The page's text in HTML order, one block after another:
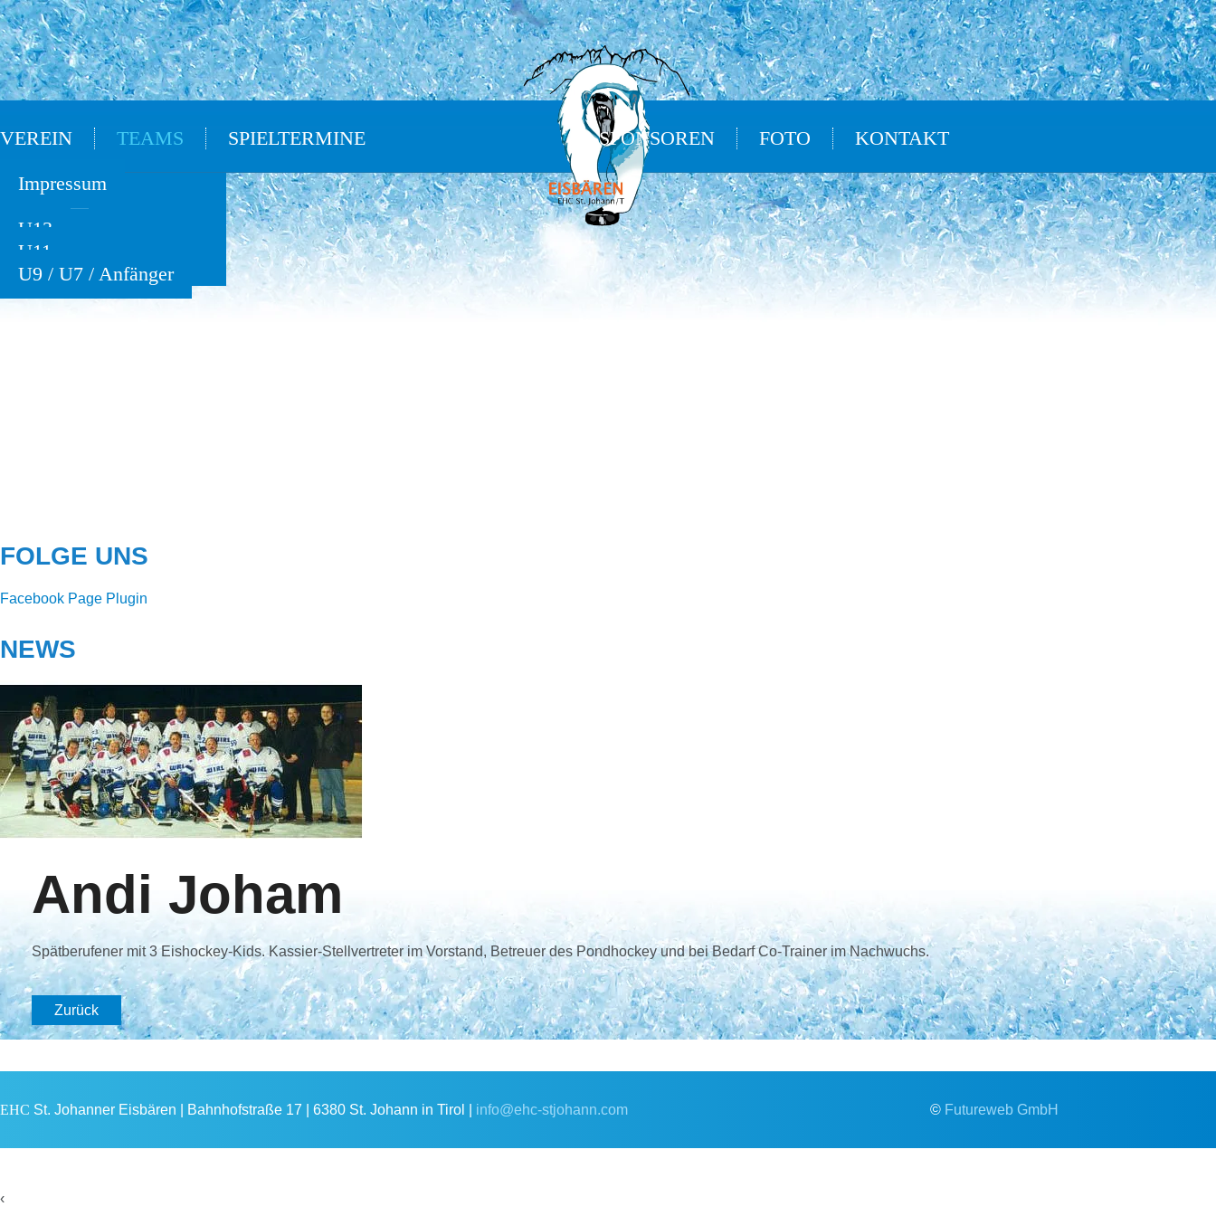
VEREIN TEAMS
Oldies
U13
U11
U9 / U7 / Anfänger
SPIELTERMINE SPONSOREN FOTO KONTAKT
Impressum
FOLGE UNS
Facebook Page Plugin
NEWS
Andi Joham
Spätberufener mit 3 Eishockey-Kids. Kassier-Stellvertreter im Vorstand, Betreuer des Pondhockey und bei Bedarf Co-Trainer im Nachwuchs.
Zurück
EHC St. Johanner Eisbären | Bahnhofstraße 17 | 6380 St. Johann in Tirol | info@ehc-stjohann.com © Futureweb GmbH
‹